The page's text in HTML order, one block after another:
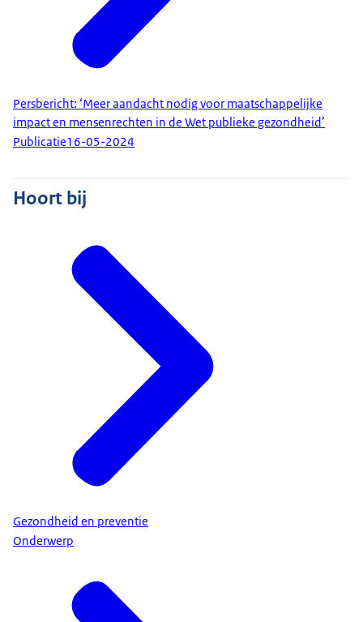
Persbericht: ‘Meer aandacht nodig voor maatschappelijke
impact en mensenrechten in de Wet publieke gezondheid’
Publicatie16-05-2024
Hoort bij
Gezondheid en preventie
Onderwerp